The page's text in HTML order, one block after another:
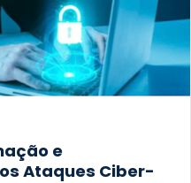
e
Ataques Ciber-